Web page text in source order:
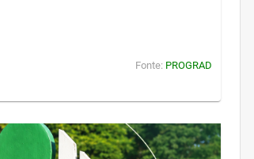
Fonte: PROGRAD